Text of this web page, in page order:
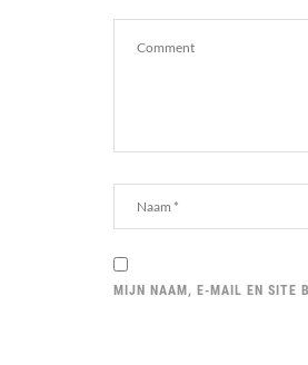
MIJN NAAM, E-MAIL EN SITE